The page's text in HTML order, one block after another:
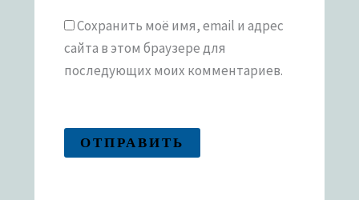
Сохранить моё имя, email и адрес
сайта в этом браузере для
последующих моих комментариев.